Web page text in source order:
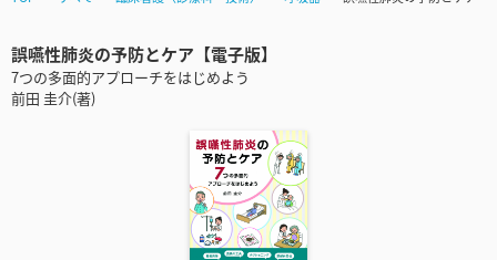
誤嚥性肺炎の予防とケア【電子版】
7つの多面的アプローチをはじめよう
前田 圭介(著)